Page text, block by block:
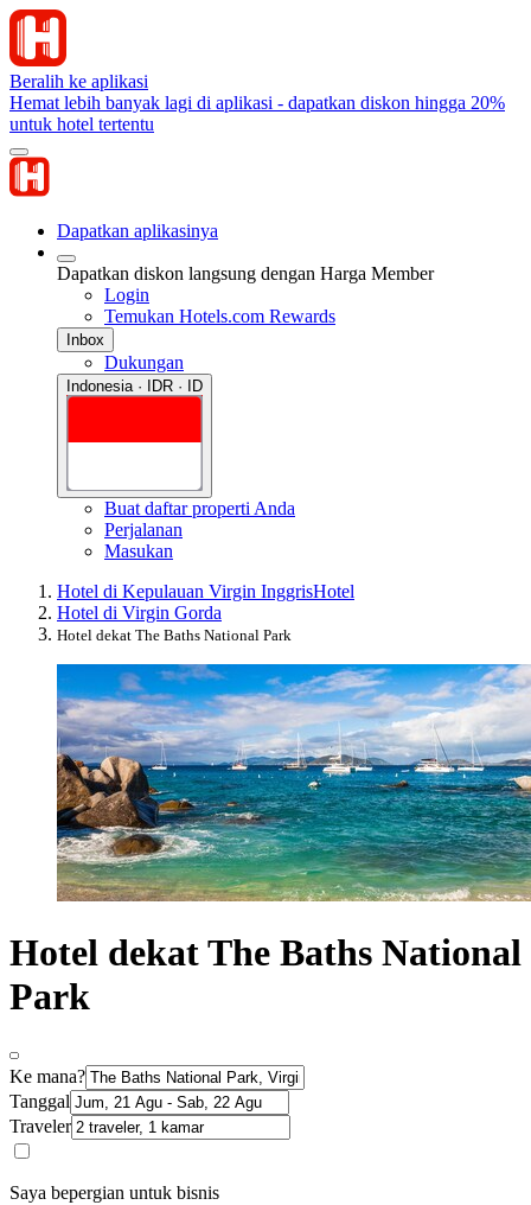
Beralih ke aplikasi
Hemat lebih banyak lagi di aplikasi - dapatkan diskon hingga 20%
untuk hotel tertentu
Dapatkan aplikasinya
Dapatkan diskon langsung dengan Harga Member
Login
Temukan Hotels.com Rewards
Inbox
Dukungan
Indonesia · IDR · ID
Buat daftar properti Anda
Perjalanan
Masukan
Hotel di Kepulauan Virgin InggrisHotel
Hotel di Virgin Gorda
Hotel dekat The Baths National Park
Hotel dekat The Baths National
Park
Ke mana?
Tanggal
Traveler
Saya bepergian untuk bisnis